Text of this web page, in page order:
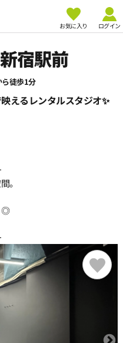
お気に入り ログイン
宿駅前
徒歩1分
えるレンタルスタジオ✨
。
◎